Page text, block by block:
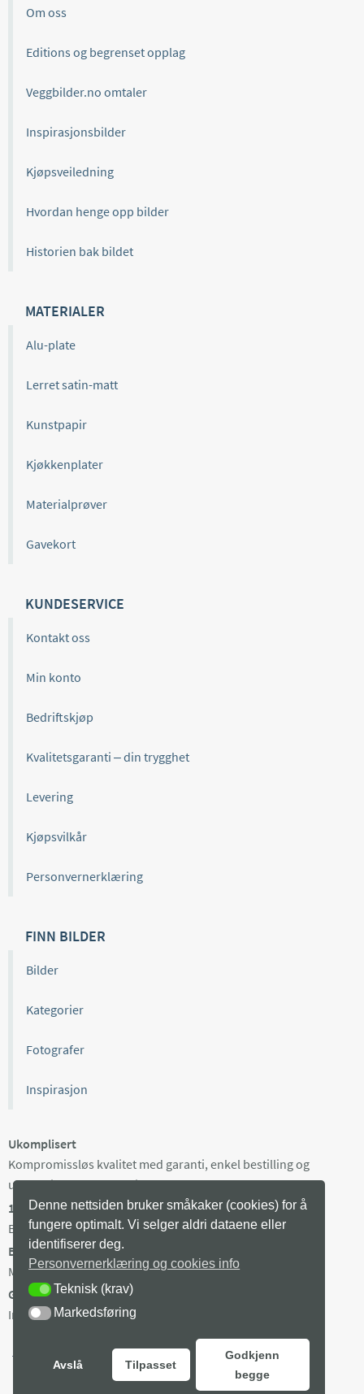
Om oss
Editions og begrenset opplag
Veggbilder.no omtaler
Inspirasjonsbilder
Kjøpsveiledning
Hvordan henge opp bilder
Historien bak bildet
MATERIALER
Alu-plate
Lerret satin-matt
Kunstpapir
Kjøkkenplater
Materialprøver
Gavekort
KUNDESERVICE
Kontakt oss
Min konto
Bedriftskjøp
Kvalitetsgaranti – din trygghet
Levering
Kjøpsvilkår
Personvernerklæring
FINN BILDER
Bilder
Kategorier
Fotografer
Inspirasjon
Ukomplisert
Kompromissløs kvalitet med garanti, enkel bestilling og
ukomplisert kundeservice.
100% norsk
Bilder fra utvalgte norske fotografer, trykket i Norge.
Begrenset opplag
Maks 100 eksemplarer av hvert bilde, trykket på bestilling.
Gratis frakt i Norge
Ingen minstepris. Produksjonstid 3-8 arb dager + levering.
Denne nettsiden bruker småkaker (cookies) for å
fungere optimalt. Vi selger aldri dataene eller
identifiserer deg.
Personvernerklæring og cookies info
TEKNISK (KRAV)
Teknisk (krav)
MARKEDSFØRING
Markedsføring
Avslå Tilpasset
Godkjenn
begge